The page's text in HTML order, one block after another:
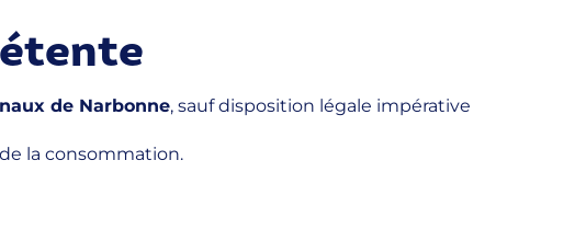
de Narbonne, sauf disposition légale impérative
la consommation.